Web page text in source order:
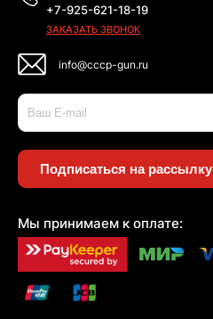
+7-925-621-18-19
ЗАКАЗАТЬ ЗВОНОК
info@cccp-gun.ru
Подписаться на рассылку
Мы принимаем к оплате: